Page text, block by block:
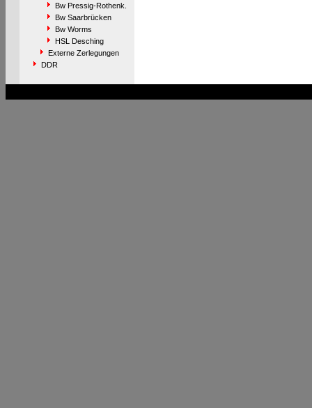
Bw Pressig-Rothenk.
Bw Saarbrücken
Bw Worms
HSL Desching
Externe Zerlegungen
DDR